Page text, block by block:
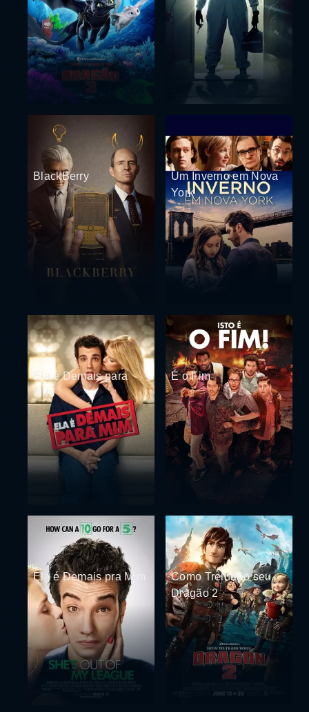
BlackBerry
Um Inverno em Nova
York
Ela é Demais para
Mim
É o Fim
Ela é Demais pra Mim
Como Treinar o seu
Dragão 2